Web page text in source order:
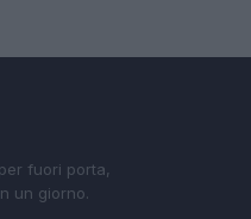
fuori porta,
un giorno.